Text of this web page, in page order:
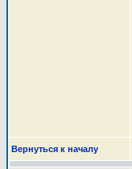
Вернуться к началу